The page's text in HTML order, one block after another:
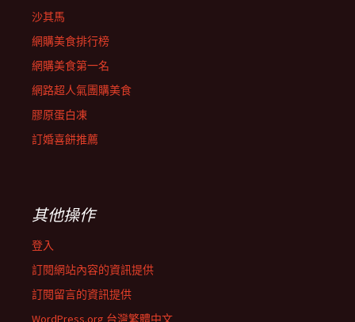
沙其馬
網購美食排行榜
網購美食第一名
網路超人氣團購美食
膠原蛋白凍
訂婚喜餅推薦
其他操作
登入
訂閱網站內容的資訊提供
訂閱留言的資訊提供
WordPress.org 台灣繁體中文